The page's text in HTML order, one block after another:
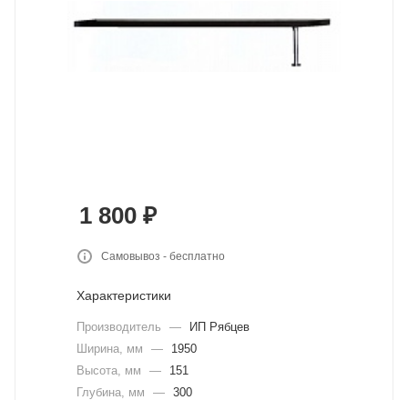
1 800 ₽
Самовывоз - бесплатно
Характеристики
Производитель —
ИП Рябцев
Ширина, мм
—
1950
Высота, мм
—
151
Глубина, мм
— 300